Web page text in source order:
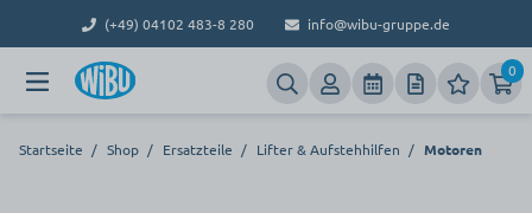
(+49) 04102 483-8 280 info@wibu-gruppe.de
0
Startseite / Shop / Ersatzteile / Lifter & Aufstehhilfen / Motoren